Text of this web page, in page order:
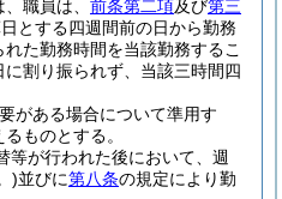
職員は、 前条第二項及び第三
とする四週間前の日から勤務
た勤務時間を当該勤務するこ
割り振られず、当該三時間四
がある場合について準用す
ものとする。
等が行われた後において、週
)並びに第八条の規定により勤